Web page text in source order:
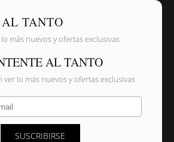
TANTO
más nuevos y ofertas exclusivas
AL TANTO
ver lo más nuevos y ofertas exclusivas
SUSCRIBIRSE